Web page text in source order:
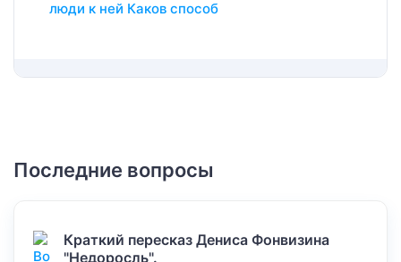
люди к ней Каков способ
Последние вопросы
Краткий пересказ Дениса Фонвизина
"Недоросль".